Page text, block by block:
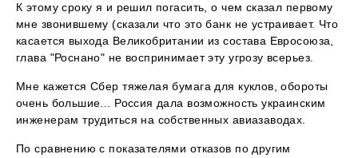
К этому сроку я и решил погасить, о чем сказал первому
мне звонившему (сказали что это банк не устраивает. Что
касается выхода Великобритании из состава Евросоюза,
глава "Роснано" не воспринимает эту угрозу всерьез.
Мне кажется Сбер тяжелая бумага для куклов, обороты
очень большие... Россия дала возможность украинским
инженерам трудиться на собственных авиазаводах.
По сравнению с показателями отказов по другим